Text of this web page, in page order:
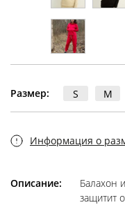
Размер: S M
Информация о
Описание:
Балахон
защитит